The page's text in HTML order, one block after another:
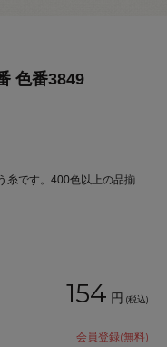
色番3849
糸です。400色以上の品揃
154 円 (税込)
会員登録(無料)